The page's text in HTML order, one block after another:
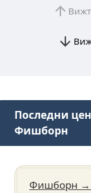
Последни
Фишборн
Фишборн →